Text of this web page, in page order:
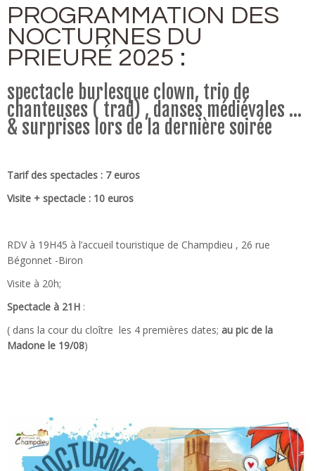
PROGRAMMATION DES
NOCTURNES DU
PRIEURÉ 2025 :
spectacle burlesque clown, trio de
chanteuses ( trad) , danses médiévales …
& surprises lors de la dernière soirée
Tarif des spectacles : 7 euros
Visite + spectacle : 10 euros
RDV à 19H45 à l’accueil touristique de Champdieu , 26 rue
Bégonnet -Biron
Visite à 20h;
Spectacle à 21H :
( dans la cour du cloître les 4 premières dates; au pic de la
Madone le 19/08)